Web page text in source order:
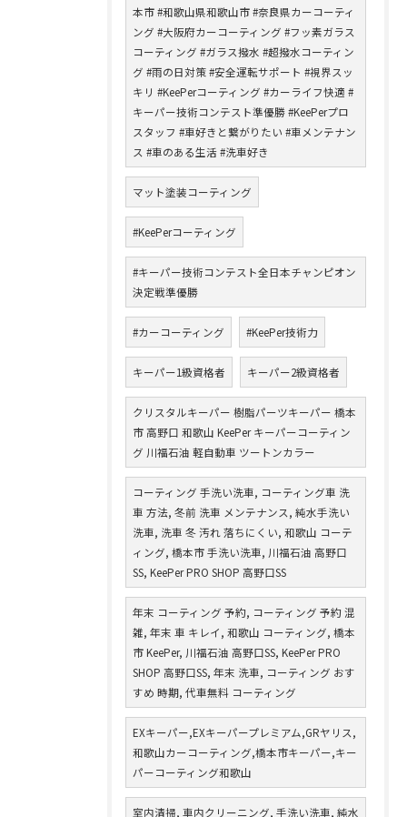
本市 #和歌山県和歌山市 #奈良県カーコーティ
ング #大阪府カーコーティング #フッ素ガラス
コーティング #ガラス撥水 #超撥水コーティン
グ #雨の日対策 #安全運転サポート #視界スッ
キリ #KeePerコーティング #カーライフ快適 #
キーパー技術コンテスト準優勝 #KeePerプロ
スタッフ #車好きと繋がりたい #車メンテナン
ス #車のある生活 #洗車好き
マット塗装コーティング
#KeePerコーティング
#キーパー技術コンテスト全日本チャンピオン
決定戦準優勝
#カーコーティング #KeePer技術力
キーパー1級資格者 キーパー2級資格者
クリスタルキーパー 樹脂パーツキーパー 橋本
市 高野口 和歌山 KeePer キーパーコーティン
グ 川福石油 軽自動車 ツートンカラー
コーティング 手洗い洗車, コーティング車 洗
車 方法, 冬前 洗車 メンテナンス, 純水手洗い
洗車, 洗車 冬 汚れ 落ちにくい, 和歌山 コーテ
ィング, 橋本市 手洗い洗車, 川福石油 高野口
SS, KeePer PRO SHOP 高野口SS
年末 コーティング 予約, コーティング 予約 混
雑, 年末 車 キレイ, 和歌山 コーティング, 橋本
市 KeePer, 川福石油 高野口SS, KeePer PRO
SHOP 高野口SS, 年末 洗車, コーティング おす
すめ 時期, 代車無料 コーティング
EXキーパー,EXキーパープレミアム,GRヤリス,
和歌山カーコーティング,橋本市キーパー,キー
パーコーティング和歌山
室内清掃, 車内クリーニング, 手洗い洗車, 純水